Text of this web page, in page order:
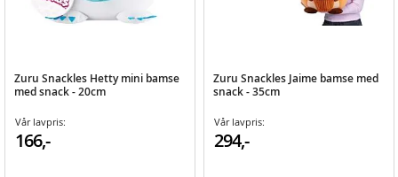
Zuru Snackles Hetty mini bamse
med snack - 20cm
Vår lavpris:
166,-
Zuru Snackles Jaime bamse med
snack - 35cm
Vår lavpris:
294,-